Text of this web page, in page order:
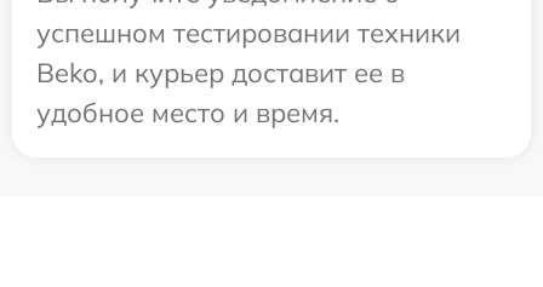
успешном тестировании техники
Beko, и курьер доставит ее в
удобное место и время.